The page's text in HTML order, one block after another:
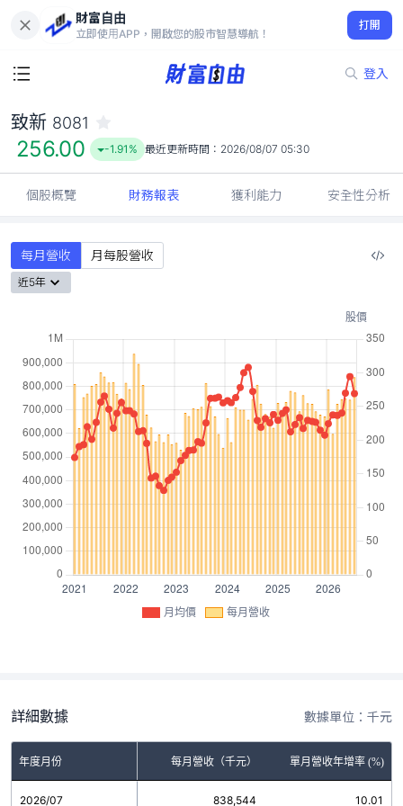
財富自由
立即使用APP，開啟您的股市智慧導航！
打開
登入
256.00
-1.91%
致新 8081
256.00 -1.91% 最近更新時間： 2026/08/07 05:30
個股概覽 財務報表 獲利能力 安全性分析
每月營收 月每股營收
近5年
月均價 每月營收
詳細數據 數據單位：千元
年度月份 每月營收（千元） 單月營收年增率 (%)
2026/07 838,544 10.01